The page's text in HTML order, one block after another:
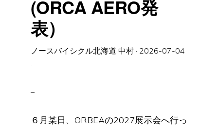
(ORCA AERO発
表）
ノースバイシクル北海道 中村· 2026-07-04
·
６月某日、ORBEAの2027展示会へ行っ